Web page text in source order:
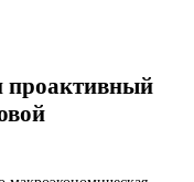
проактивный